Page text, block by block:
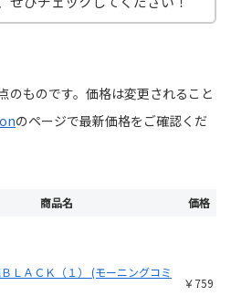
ものです。価格は変更されること
のページで最新価格をご確認くだ
商品名 価格
ＬＡＣＫ（１） (モーニングコミ
￥759